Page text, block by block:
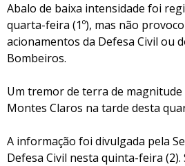
Abalo de baixa intensidade foi
quarta-feira (1º), mas não
acionamentos da Defesa Civil ou
Bombeiros.
Um tremor de terra de
Montes Claros na tarde desta
A informação foi divulgada pela
Defesa Civil nesta quinta-feira (2).